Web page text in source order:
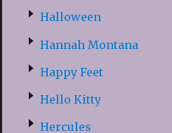
Halloween
Hannah Montana
Happy Feet
Hello Kitty
Hercules